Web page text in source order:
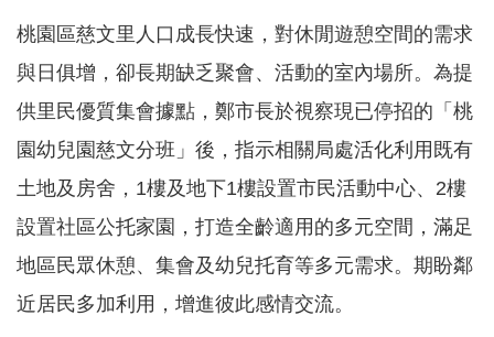
區
介
紹
息
公
告
生
活
民
桃園區慈文里人口成長快速，對休閒遊憩空間的需求
與日俱增，卻長期缺乏聚會、活動的室內場所。為提
供里民優質集會據點，鄭市長於視察現已停招的「桃
園幼兒園慈文分班」後，指示相關局處活化利用既有
土地及房舍，1樓及地下1樓設置市民活動中心、2樓
設置社區公托家園，打造全齡適用的多元空間，滿足
地區民眾休憩、集會及幼兒托育等多元需求。期盼鄰
近居民多加利用，增進彼此感情交流。